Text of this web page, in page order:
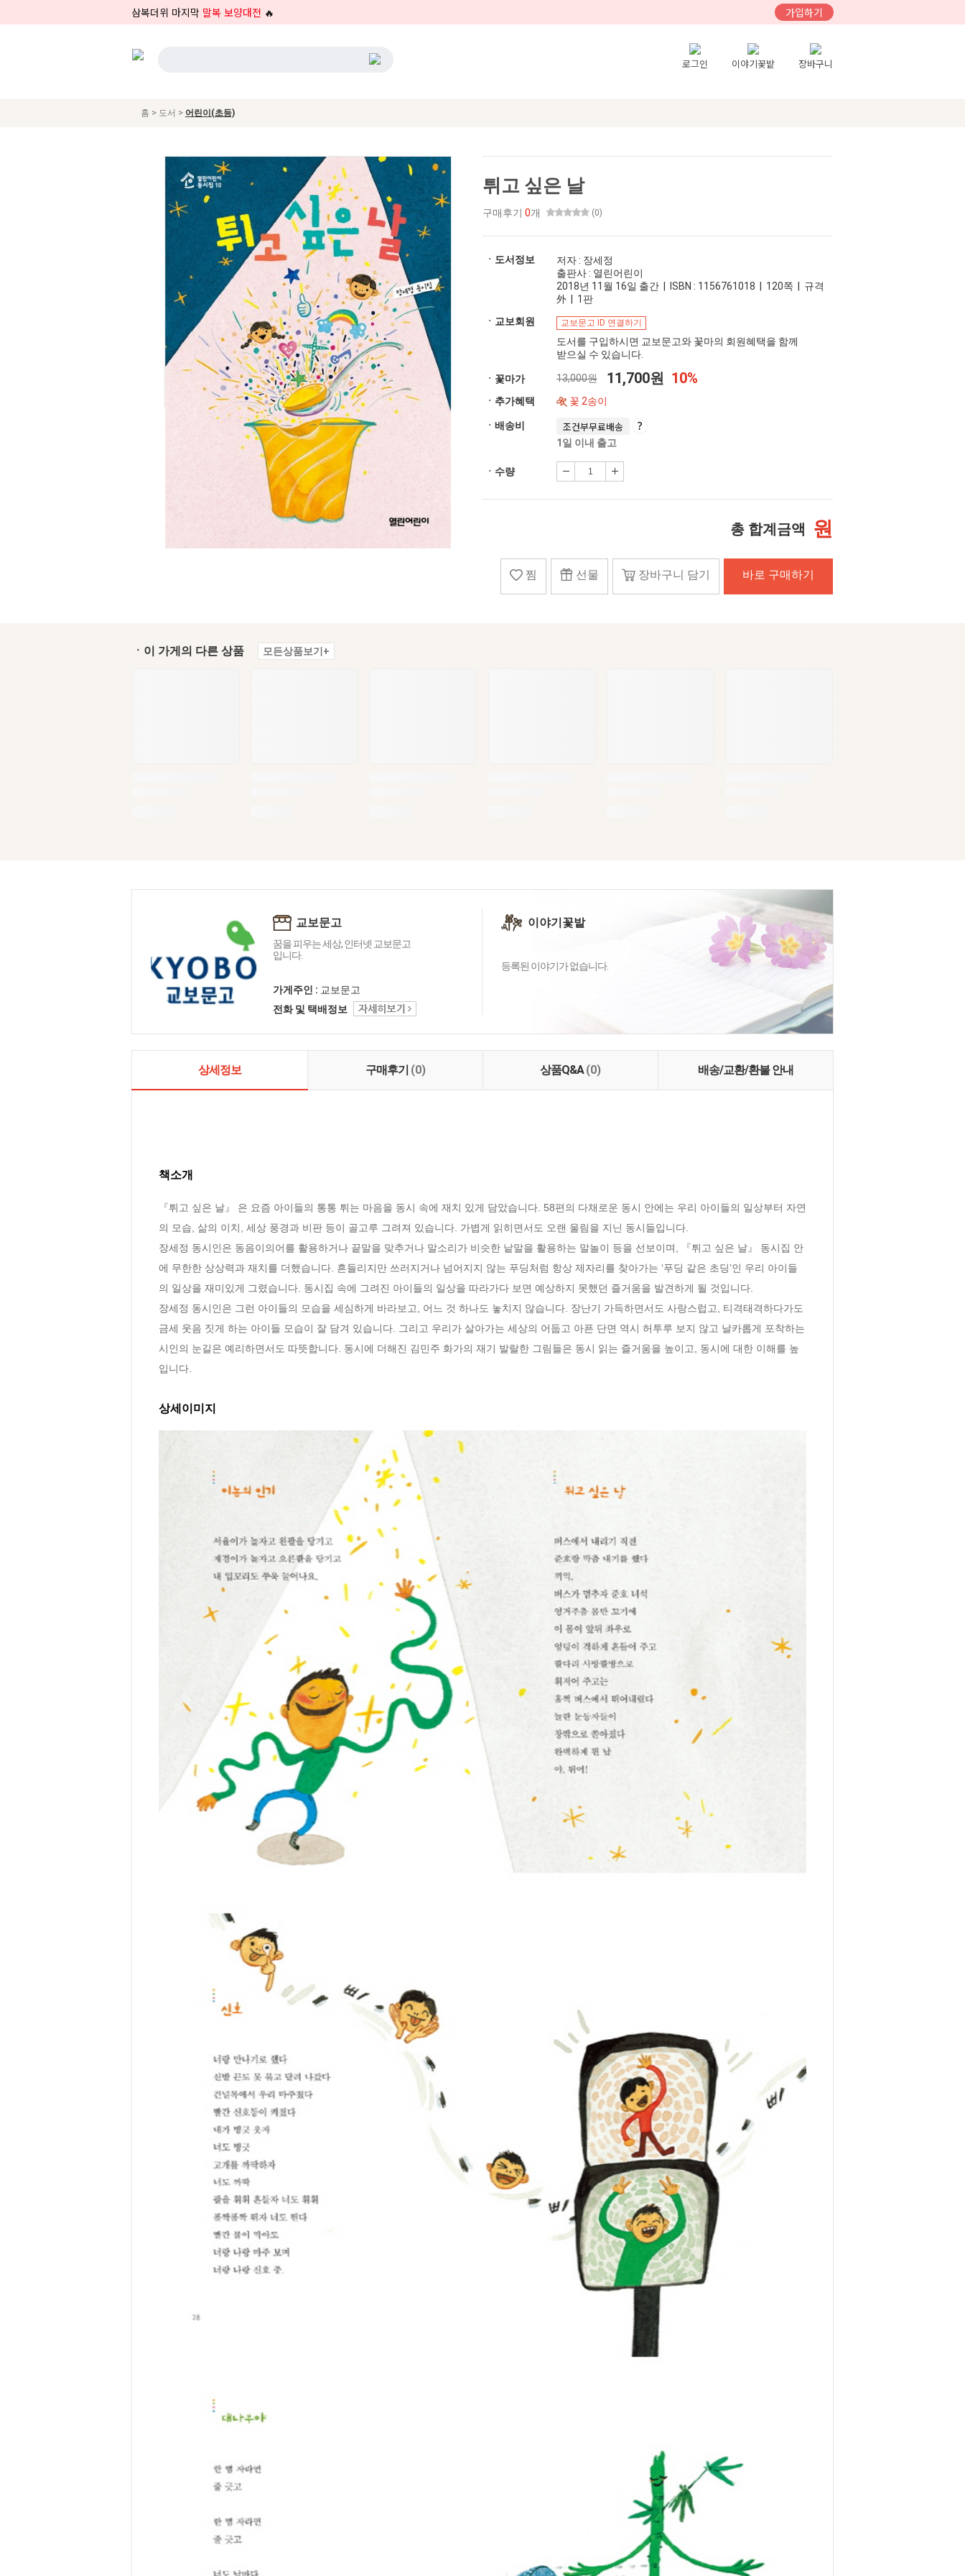
삼복더위 마지막 말복 보양대전 🔥 가입하기
로그인 이야기꽃밭 장바구니
홈 > 도서 > 어린이(초등)
튀고 싶은 날
구매후기 0개 (0)
ㆍ도서정보
저자 : 장세정
출판사 : 열린어린이
2018년 11월 16일 출간 | ISBN : 1156761018 | 120쪽 | 규격
外 | 1판
ㆍ교보회원
교보문고 ID 연결하기
도서를 구입하시면 교보문고와 꽃마의 회원혜택을 함께
받으실 수 있습니다.
ㆍ꽃마가 13,000원 11,700원 10%
ㆍ추가혜택 꽃 2송이
ㆍ배송비 조건부무료배송
1일 이내 출고
ㆍ수량
총 합계금액 원
찜 선물 장바구니 담기 바로 구매하기
ㆍ이 가게의 다른 상품 모든상품보기+
교보문고
꿈을 피우는 세상, 인터넷 교보문고
입니다.
가게주인 : 교보문고
전화 및 택배정보
이야기꽃밭
등록된 이야기가 없습니다.
상세정보 구매후기 (0) 상품Q&A(0) 배송/교환/환불 안내
책소개
『튀고 싶은 날』 은 요즘 아이들의 통통 튀는 마음을 동시 속에 재치 있게 담았습니다. 58편의 다채로운 동시 안에는 우리 아이들의 일상부터 자연
의 모습, 삶의 이치, 세상 풍경과 비판 등이 골고루 그려져 있습니다. 가볍게 읽히면서도 오랜 울림을 지닌 동시들입니다.
장세정 동시인은 동음이의어를 활용하거나 끝말을 맞추거나 말소리가 비슷한 낱말을 활용하는 말놀이 등을 선보이며, 『튀고 싶은 날』 동시집 안
에 무한한 상상력과 재치를 더했습니다. 흔들리지만 쓰러지거나 넘어지지 않는 푸딩처럼 항상 제자리를 찾아가는 ‘푸딩 같은 초딩’인 우리 아이들
의 일상을 재미있게 그렸습니다. 동시집 속에 그려진 아이들의 일상을 따라가다 보면 예상하지 못했던 즐거움을 발견하게 될 것입니다.
장세정 동시인은 그런 아이들의 모습을 세심하게 바라보고, 어느 것 하나도 놓치지 않습니다. 장난기 가득하면서도 사랑스럽고, 티격태격하다가도
금세 웃음 짓게 하는 아이들 모습이 잘 담겨 있습니다. 그리고 우리가 살아가는 세상의 어둡고 아픈 단면 역시 허투루 보지 않고 날카롭게 포착하는
시인의 눈길은 예리하면서도 따뜻합니다. 동시에 더해진 김민주 화가의 재기 발랄한 그림들은 동시 읽는 즐거움을 높이고, 동시에 대한 이해를 높
입니다.
상세이미지